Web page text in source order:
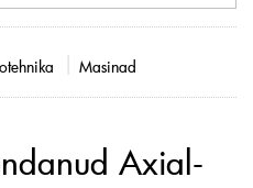
Masinad
Axial-